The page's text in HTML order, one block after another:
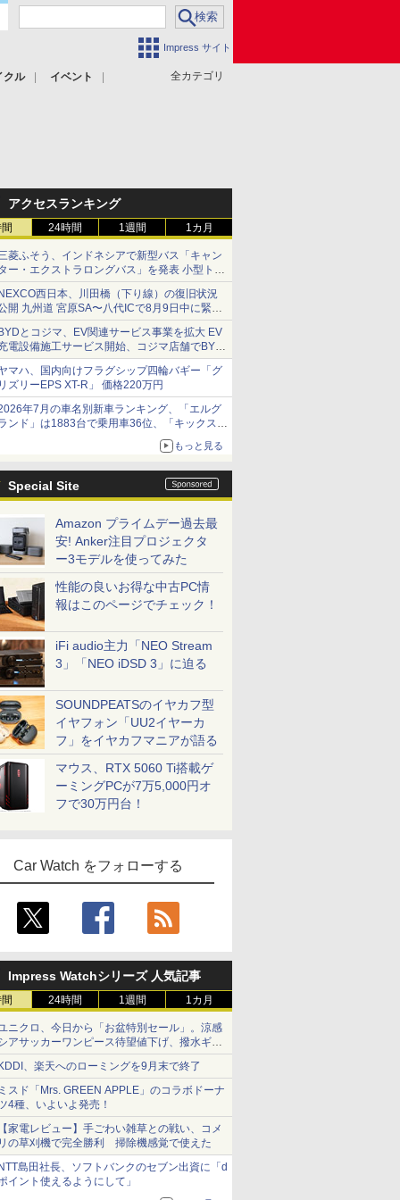
Impress サイト
全カテゴリ
クル
イベント
アクセスランキング
24時間 1週間 1カ月
菱ふそう、インドネシアで新型バス「キャン
ー・エクストラロングバス」を発表 小型トラ
クベースの観光・旅客輸送向けバス
NEXCO西日本、川田橋（下り線）の復旧状況
開 九州道 宮原SA〜八代ICで8月9日中に緊急
両を通行可能に
BYDとコジマ、EV関連サービス事業を拡大 EV
電設備施工サービス開始、コジマ店舗でBYD
の展示・試乗イベントを強化
マハ、国内向けフラグシップ四輪バギー「グ
リズリーEPS XT-R」 価格220万円
年7月の車名別新車ランキング、「エルグ
ンド」は1883台で乗用車36位、「キックス」
もっと見る
Special Site
Amazon プライムデー過去最
安! Anker注目プロジェクタ
ー3モデルを使ってみた
性能の良いお得な中古PC情
報はこのページでチェック！
iFi audio主力「NEO Stream
3」「NEO iDSD 3」に迫る
SOUNDPEATSのイヤカフ型
イヤフォン「UU2イヤーカ
フ」をイヤカフマニアが語る
マウス、RTX 5060 Ti搭載ゲ
ーミングPCが7万5,000円オ
フで30万円台！
Car Watch をフォローする
Impress Watchシリーズ 人気記事
24時間 1週間 1カ月
ニクロ、今日から「お盆特別セール」。涼感
アサッカーワンピース待望値下げ、撥水ギア
ョーツは1990円に
KDDI、楽天へのローミングを9月末で終了
ミスド「Mrs. GREEN APPLE」のコラボドーナ
4種、いよいよ発売！
【家電レビュー】手ごわい雑草との戦い、コメ
リの草刈機で完全勝利 掃除機感覚で使えた
NTT島田社長、ソフトバンクのセブン出資に「d
イント使えるようにして」